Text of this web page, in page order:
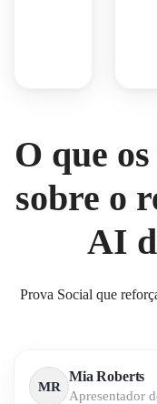
O que
sobre o
AI
Prova Social que
MR
Mia Roberts
Apresentador